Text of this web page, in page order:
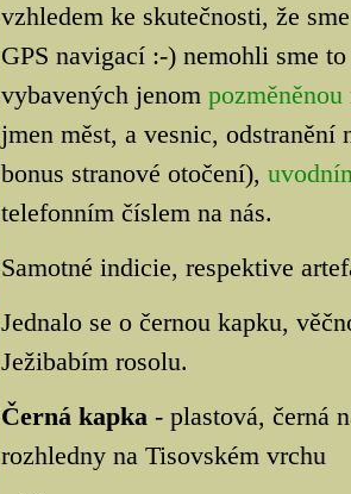
vzhledem ke skutečnosti, že
GPS navigací :-) nemohli sme
vybavených jenom pozměněnou
jmen měst, a vesnic,
bonus stranové otočení),
telefonním číslem na nás.
Samotné indicie, respektive
Jednalo se o černou kapku,
Ježibabím rosolu.
Černá kapka- plastová, černá
rozhledny na Tisovském vrchu